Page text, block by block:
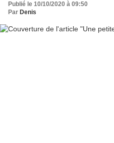
Publié le 10/10/2020 à 09:50
Par Denis